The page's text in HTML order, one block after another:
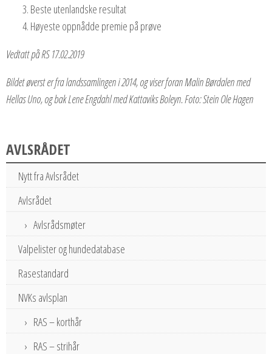
Beste utenlandske resultat
Høyeste oppnådde premie på prøve
Vedtatt på RS 17.02.2019
Bildet øverst er fra landssamlingen i 2014, og viser foran Malin Børdalen med
Hellas Uno, og bak Lene Engdahl med Kattaviks Boleyn. Foto: Stein Ole Hagen
AVLSRÅDET
Nytt fra Avlsrådet
Avlsrådet
Avlsrådsmøter
Valpelister og hundedatabase
Rasestandard
NVKs avlsplan
RAS – korthår
RAS – strihår